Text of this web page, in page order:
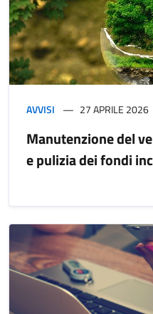
AVVISI 27 APRILE 2026
Manutenzione del
e pulizia dei fondi